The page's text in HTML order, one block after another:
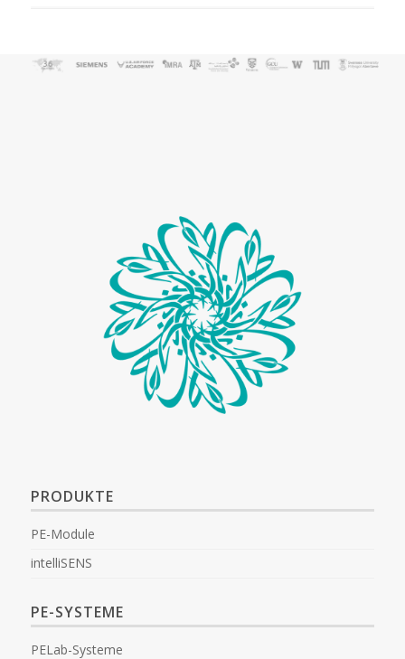
PRODUKTE
PE-Module
intelliSENS
PE-SYSTEME
PELab-Systeme